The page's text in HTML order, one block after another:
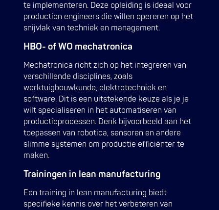
te implementeren. Deze opleiding is ideaal voor
production engineers die willen opereren op het
snijvlak van techniek en management.
HBO- of WO mechatronica
Mechatronica richt zich op het integreren van
verschillende disciplines, zoals
werktuigbouwkunde, elektrotechniek en
software. Dit is een uitstekende keuze als je je
wilt specialiseren in het automatiseren van
productieprocessen. Denk bijvoorbeeld aan het
toepassen van robotica, sensoren en andere
slimme systemen om productie efficiënter te
maken.
Trainingen in lean manufacturing
Een training in lean manufacturing biedt
specifieke kennis over het verbeteren van